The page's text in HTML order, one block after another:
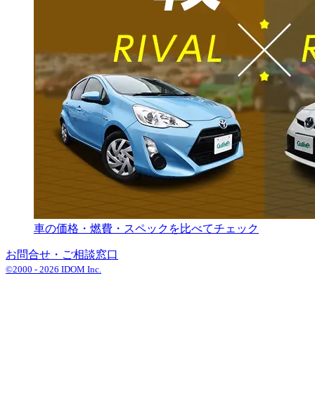
車の価格・燃費・スペックを比べてチェック
お問合せ・ご相談窓口
©2000 - 2026 IDOM Inc.